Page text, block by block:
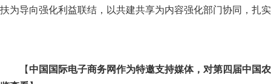
扶为导向强化利益联结，以共建共享为内容强化部门协同，扎
【中国国际电子商务网作为特邀支持媒体，对第四届中国